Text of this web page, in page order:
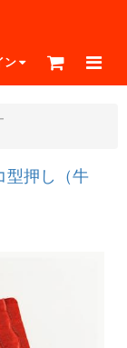
ン
型押し（牛